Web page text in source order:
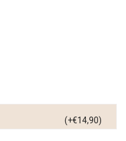
(+€14,90)